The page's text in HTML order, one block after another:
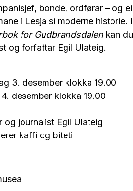
bonde, ordførar – og
i Lesja si moderne historie.
for Gudbrandsdalen kan
og forfattar Egil Ulateig.
3. desember klokka 19.00
desember klokka 19.00
og journalist Egil Ulateig
kaffi og biteti